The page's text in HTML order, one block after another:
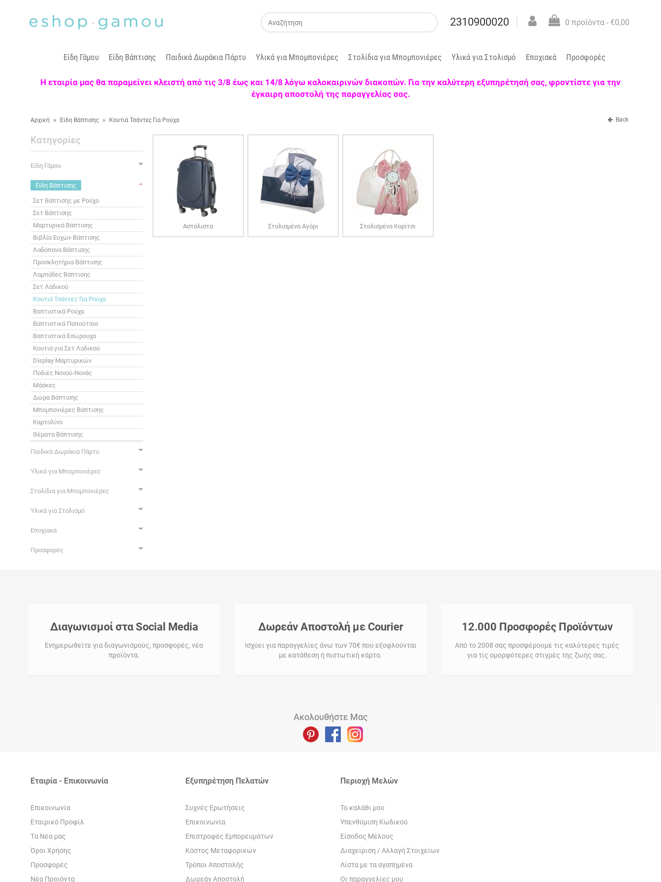
0 προϊόντα - €0,00
2310900020
Είδη Γάμου Είδη Βάπτισης Παιδικά Δωράκια Πάρτυ Υλικά για Μπομπονιέρες Στολίδια για Μπομπονιέρες Υλικά για Στολισμό Εποχιακά Προσφορές
Η εταιρία μας θα παραμείνει κλειστή από τις 3/8 έως και 14/8 λόγω καλοκαιρινών διακοπών. Για την καλύτερη εξυπηρέτησή σας, φροντίστε για την
έγκαιρη αποστολή της παραγγελίας σας.
Αρχική » Back
Είδη Βάπτισης » Κουτιά Τσάντες Για Ρούχα
Κατηγορίες
Είδη Γάμου
Είδη Βάπτισης
Σετ Βάπτισης με Ρούχο
Σετ Βάπτισης
Μαρτυρικά Βάπτισης
Βιβλία Ευχών Βάπτισης
Λαδόπανα Βάπτισης
Προσκλητήρια Βάπτισης
Λαμπάδες Βάπτισης
Σετ Λαδικού
Κουτιά Τσάντες Για Ρούχα
Βαπτιστικά Ρούχα
Βαπτιστικά Παπούτσια
Βαπτιστικά Εσώρουχα
Κουτιά για Σετ Λαδικού
Display Μαρτυρικών
Ποδιές Νονού-Νονάς
Μάσκες
Δώρα Βάπτισης
Μπομπονιέρες Βάπτισης
Καρτολίνο
Θέματα Βάπτισης
Παιδικά Δωράκια Πάρτυ
Υλικά για Μπομπονιέρες
Στολίδια για Μπομπονιέρες
Υλικά για Στολισμό
Εποχιακά
Προσφορές
Αστόλιστα Στολισμένα Αγόρι Στολισμένα Κορίτσι
Διαγωνισμοί στα Social Media
Ενημερωθείτε για διαγωνισμούς, προσφορές, νέα
προϊόντα.
Δωρεάν Αποστολή με Courier
Ισχύει για παραγγελίες άνω των 70€ που εξοφλούνται
με κατάθεση ή πιστωτική κάρτα.
12.000 Προσφορές Προϊόντων
Από το 2008 σας προσφέρουμε τις καλύτερες τιμές
για τις ομορφότερες στιγμές της ζωής σας.
Ακολουθήστε Μας
Εταιρία - Επικοινωνία
Eπικοινωνία
Εταιρικό Προφίλ
Tα Νέα μας
Όροι Χρήσης
Προσφορές
Νέα Προιόντα
Εξυπηρέτηση Πελατών
Συχνές Ερωτήσεις
Eπικοινωνία
Επιστροφές Εμπορευμάτων
Κόστος Μεταφορικών
Τρόποι Αποστολής
Δωρεάν Αποστολή
Περιοχή Mελών
To καλάθι μου
Yπενθύμιση Κωδικού
Eίσοδος Μέλους
Διαχείριση / Aλλαγή Στοιχείων
Λίστα με τα αγαπημένα
Oι παραγγελίες μου